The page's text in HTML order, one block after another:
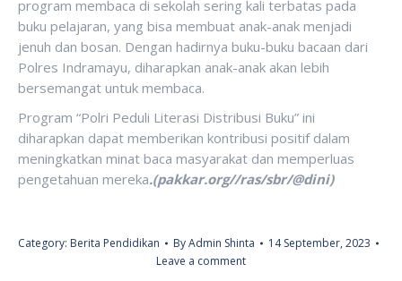
program membaca di sekolah sering kali terbatas pada
buku pelajaran, yang bisa membuat anak-anak menjadi
jenuh dan bosan. Dengan hadirnya buku-buku bacaan dari
Polres Indramayu, diharapkan anak-anak akan lebih
bersemangat untuk membaca.
Program “Polri Peduli Literasi Distribusi Buku” ini
diharapkan dapat memberikan kontribusi positif dalam
meningkatkan minat baca masyarakat dan memperluas
pengetahuan mereka.(pakkar.org//ras/sbr/@dini)
Category: Berita Pendidikan ByAdmin Shinta
14 September, 2023
Leave a comment